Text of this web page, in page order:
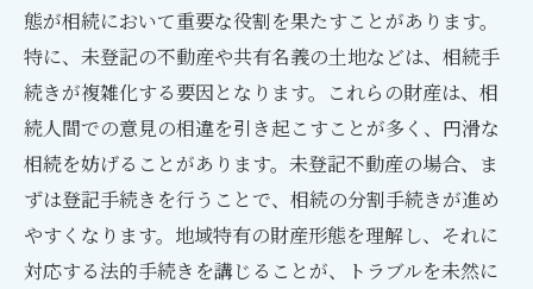
態が相続において重要な役割を果たすことがあります。
特に、未登記の不動産や共有名義の土地などは、相続手
続きが複雑化する要因となります。これらの財産は、相
続人間での意見の相違を引き起こすことが多く、円滑な
相続を妨げることがあります。未登記不動産の場合、ま
ずは登記手続きを行うことで、相続の分割手続きが進め
やすくなります。地域特有の財産形態を理解し、それに
対応する法的手続きを講じることが、トラブルを未然に